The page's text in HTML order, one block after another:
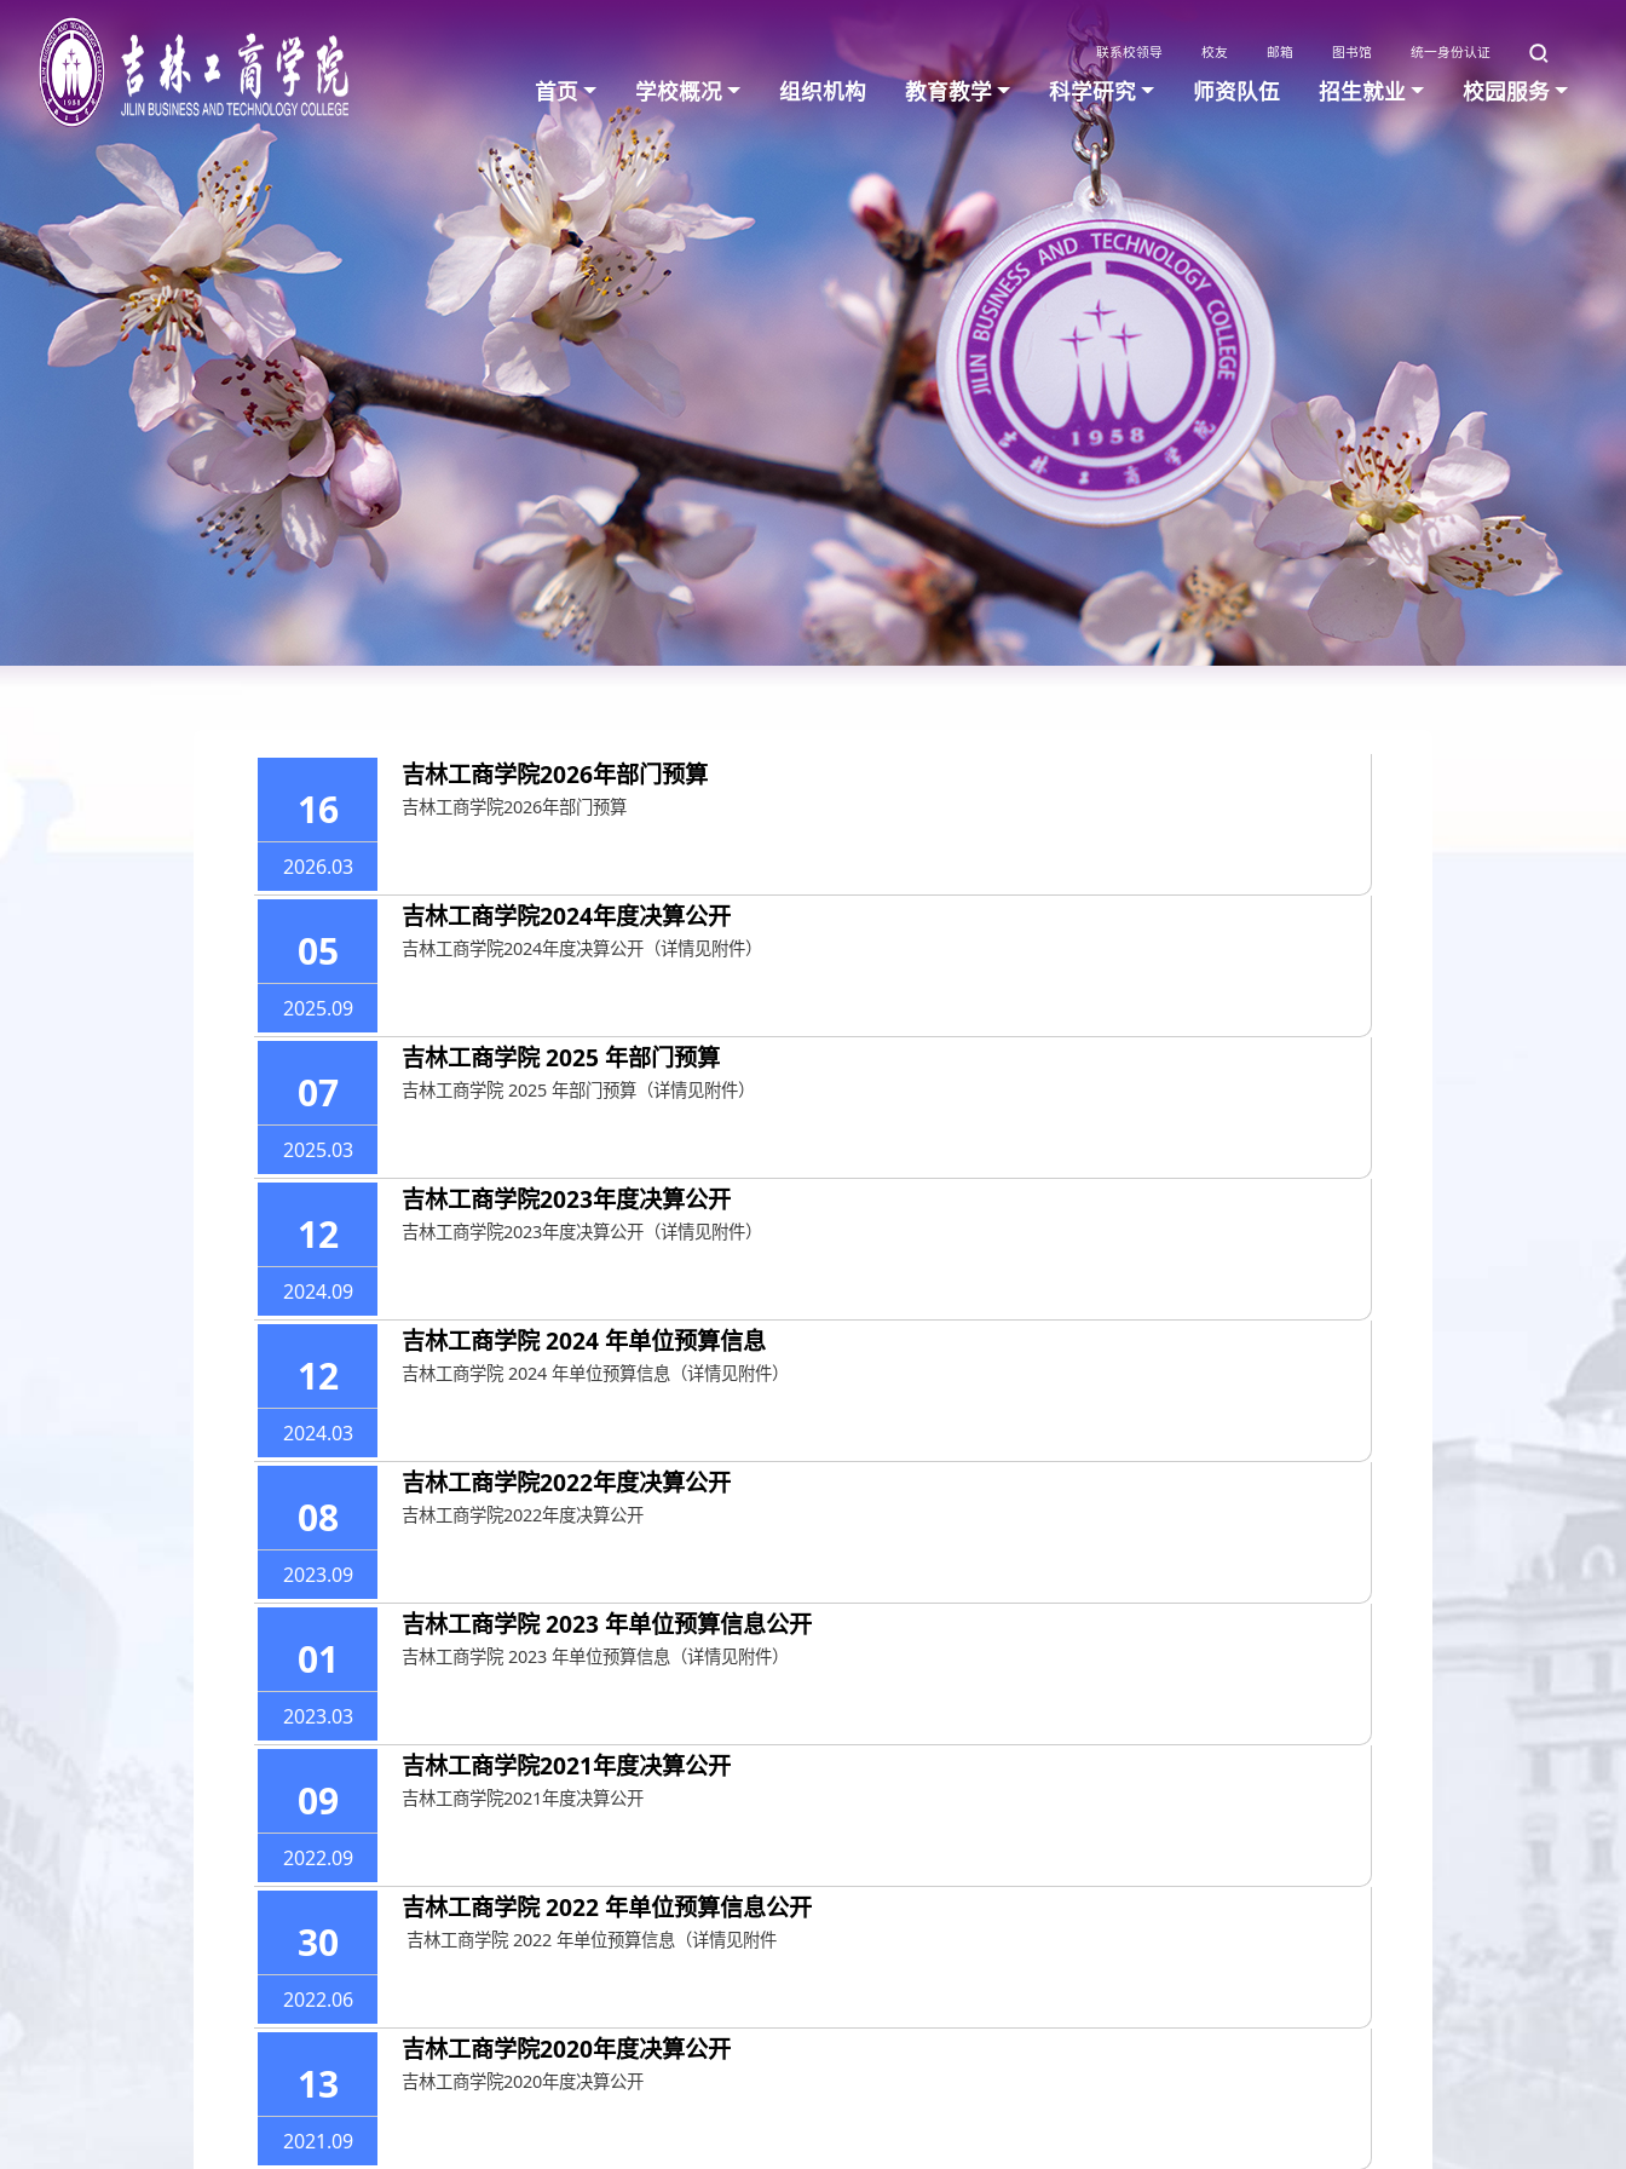
联系校领导 校友 邮箱 图书馆 统一身份认证
首页 学校概况 组织机构 教育教学 科学研究 师资队伍 招生就业 校园服务
预决算信息
首页 预决算信息
16
2026.03
吉林工商学院2026年部门预算
吉林工商学院2026年部门预算
05
2025.09
吉林工商学院2024年度决算公开
吉林工商学院2024年度决算公开（详情见附件）
07
2025.03
吉林工商学院 2025 年部门预算
吉林工商学院 2025 年部门预算（详情见附件）
12
2024.09
吉林工商学院2023年度决算公开
吉林工商学院2023年度决算公开（详情见附件）
12
2024.03
吉林工商学院 2024 年单位预算信息
吉林工商学院 2024 年单位预算信息（详情见附件）
08
2023.09
吉林工商学院2022年度决算公开
吉林工商学院2022年度决算公开
01
2023.03
吉林工商学院 2023 年单位预算信息公开
吉林工商学院 2023 年单位预算信息（详情见附件）
09
2022.09
吉林工商学院2021年度决算公开
吉林工商学院2021年度决算公开
30
2022.06
吉林工商学院 2022 年单位预算信息公开
​ 吉林工商学院 2022 年单位预算信息（详情见附件
13
2021.09
吉林工商学院2020年度决算公开
吉林工商学院2020年度决算公开